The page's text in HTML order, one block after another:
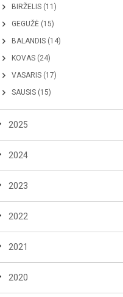
BIRŽELIS (11)
GEGUŽĖ (15)
BALANDIS (14)
KOVAS (24)
VASARIS (17)
SAUSIS (15)
2025
2024
2023
2022
2021
2020